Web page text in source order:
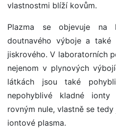
vlastnostmi blíží kovům.
Plazma se objevuje na
doutnavého výboje a také
jiskrového. V laboratorních
nejenom v plynových
látkách jsou také
nepohyblivé kladné ionty
rovným nule, vlastně se
iontové plasma.